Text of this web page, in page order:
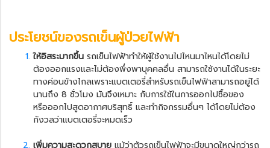
ประโยชน์ของรถเข็นผู้ป่วยไฟฟ้า
ให้อิสระมากขึ้น รถเข็นไฟฟ้าทำให้ผู้ใช้งานไปไหนมาไหนได้โดยไม่
ต้องออกแรงและไม่ต้องพึ่งพาบุคคลอื่น สามารถใช้งานได้ในระยะ
ทางค่อนข้างไกลเพราะแบตเตอรี่สำหรับรถเข็นไฟฟ้าสามารถอยู่ได้
นานถึง 8 ชั่วโมง มันจึงเหมาะ กับการใช้ในการออกไปซื้อของ
หรือออกไปสูดอากาศบริสุทธิ์ และทำกิจกรรมอื่นๆ ได้โดยไม่ต้อง
กังวลว่าแบตเตอรี่จะหมดเร็ว
เพิ่มความสะดวกสบาย แม้ว่าตัวรถเข็นไฟฟ้าจะมีขนาดใหญ่กว่ารถ